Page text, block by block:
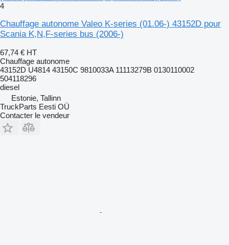
4
Chauffage autonome Valeo K-series (01.06-) 43152D pour
Scania K,N,F-series bus (2006-)
67,74 € HT
Chauffage autonome
43152D U4814 43150C 9810033A 11113279B 0130110002
504118296
diesel
Estonie, Tallinn
TruckParts Eesti OÜ
Contacter le vendeur